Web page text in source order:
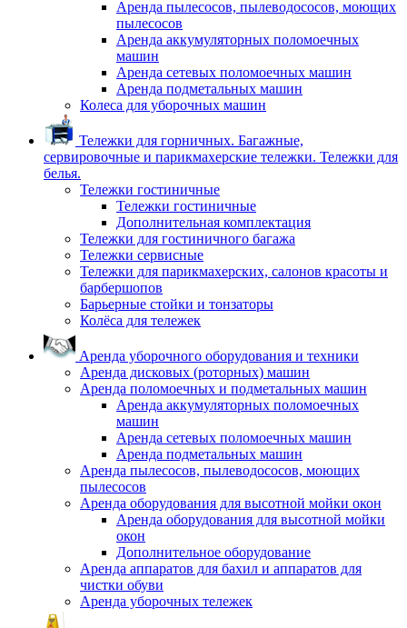
Аренда пылесосов, пылеводососов, моющих
пылесосов
Аренда аккумуляторных поломоечных
машин
Аренда сетевых поломоечных машин
Аренда подметальных машин
Колеса для уборочных машин
Тележки для горничных. Багажные,
сервировочные и парикмахерские тележки. Тележки для
белья.
Тележки гостиничные
Тележки гостиничные
Дополнительная комплектация
Тележки для гостиничного багажа
Тележки сервисные
Тележки для парикмахерских, салонов красоты и
барбершопов
Барьерные стойки и тонзаторы
Колёса для тележек
Аренда уборочного оборудования и техники
Аренда дисковых (роторных) машин
Аренда поломоечных и подметальных машин
Аренда аккумуляторных поломоечных
машин
Аренда сетевых поломоечных машин
Аренда подметальных машин
Аренда пылесосов, пылеводососов, моющих
пылесосов
Аренда оборудования для высотной мойки окон
Аренда оборудования для высотной мойки
окон
Дополнительное оборудование
Аренда аппаратов для бахил и аппаратов для
чистки обуви
Аренда уборочных тележек